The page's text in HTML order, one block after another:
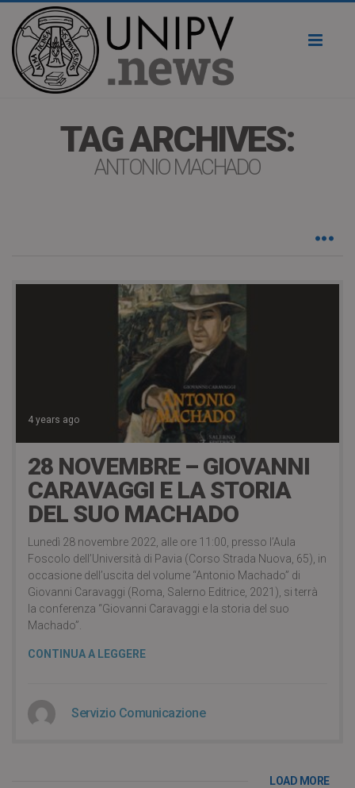
TAG ARCHIVES:
ANTONIO MACHADO
4 years ago
28 NOVEMBRE – GIOVANNI
CARAVAGGI E LA STORIA
DEL SUO MACHADO
Lunedì 28 novembre 2022, alle ore 11:00, presso l’Aula
Foscolo dell’Università di Pavia (Corso Strada Nuova, 65), in
occasione dell’uscita del volume “Antonio Machado” di
Giovanni Caravaggi (Roma, Salerno Editrice, 2021), si terrà
la conferenza “Giovanni Caravaggi e la storia del suo
Machado”.
CONTINUA A LEGGERE
Servizio Comunicazione
LOAD MORE